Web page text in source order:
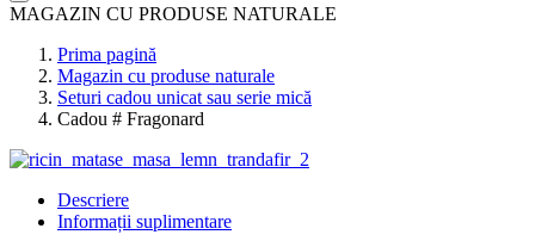
MAGAZIN CU PRODUSE NATURALE
Prima pagină
Magazin cu produse naturale
Seturi cadou unicat sau serie mică
Cadou # Fragonard
Descriere
Informații suplimentare